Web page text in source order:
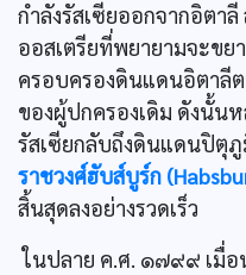
กำลังรัสเซียออกจากอิตา
ออสเตรียที่พยายามจะขย
ครอบครองดินแดนอิตา
ของผู้ปกครองเดิม ดังนั้น
รัสเซียกลับถึงดินแดนปิตุภู
ราชวงศ์ฮับส์บูร์ก
สิ้นสุดลงอย่างรวดเร็ว
ในปลาย ค.ศ. ๑๗๙๙ เมื่อ